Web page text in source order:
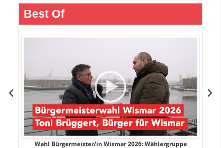
Best Of
Wahl Bürgermeister/in Wismar 2026: Wählergruppe